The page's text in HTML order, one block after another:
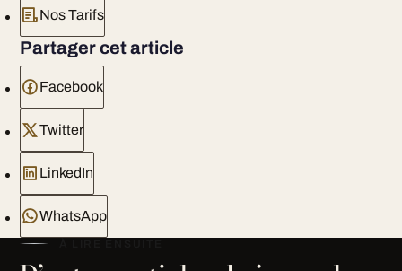
Nos Tarifs
Partager cet article
Facebook
Twitter
LinkedIn
WhatsApp